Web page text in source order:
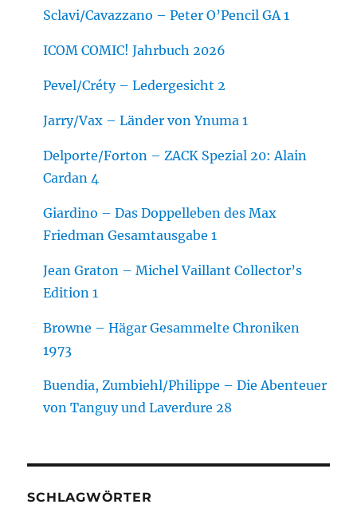
Sclavi/Cavazzano – Peter O’Pencil GA 1
ICOM COMIC! Jahrbuch 2026
Pevel/Créty – Ledergesicht 2
Jarry/Vax – Länder von Ynuma 1
Delporte/Forton – ZACK Spezial 20: Alain
Cardan 4
Giardino – Das Doppelleben des Max
Friedman Gesamtausgabe 1
Jean Graton – Michel Vaillant Collector’s
Edition 1
Browne – Hägar Gesammelte Chroniken
1973
Buendia, Zumbiehl/Philippe – Die Abenteuer
von Tanguy und Laverdure 28
SCHLAGWÖRTER